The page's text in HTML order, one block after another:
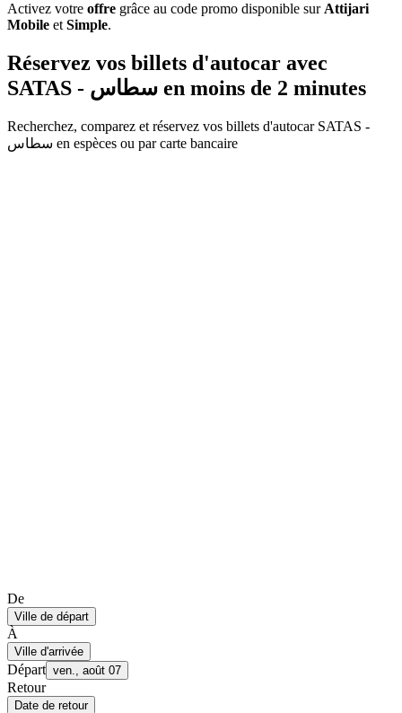
Activez votre offre grâce au code promo disponible sur Attijari
Mobile et Simple.
Réservez vos billets d'autocar avec
en moins de 2 minutes
Recherchez, comparez et réservez vos billets d'autocar SATAS -
سطاس en espèces ou par carte bancaire
De
Ville de départ
À
Ville d'arrivée
Départ ven., août 07
Retour
Date de retour